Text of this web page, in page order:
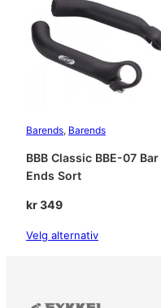
Barends, Barends
BBB Classic BBE-07 Bar
Ends Sort
kr349
Velg alternativ